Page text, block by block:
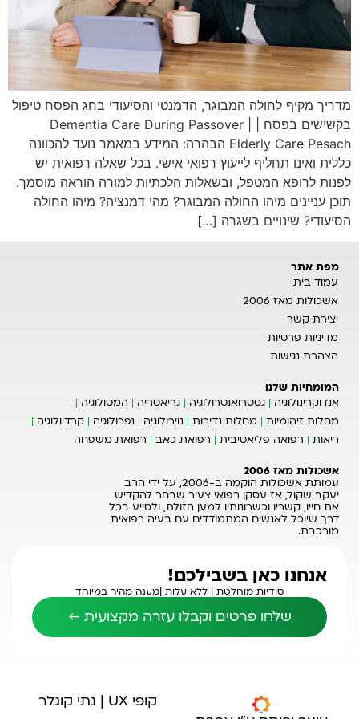
מדריך מקיף לחולה המבוגר, הדמנטי והסיעודי בחג הפסח טיפול
בקשישים בפסח | Dementia Care During Passover |
Elderly Care Pesach הבהרה: המידע במאמר נועד להכוונה
כללית ואינו תחליף לייעוץ רפואי אישי. בכל שאלה רפואית יש
לפנות לרופא המטפל, ובשאלות הלכתיות למורה הוראה מוסמך.
תוכן עניינים מיהו החולה המבוגר? מהי דמנציה? מיהו החולה
הסיעודי? שינויים בשגרה […]
מפת אתר
עמוד בית
אשכולות מאז 2006
יצירת קשר
מדיניות פרטיות
הצהרת נגישות
המומחיות שלנו
אנדוקרינולוגיה
גסטרואנטרולוגיה גריאטריה
המטולוגיה
מחלות זיהומיות
מחלות נדירות נוירולוגיה נפרולוגיה
קרדיולוגיה
ריאות
רפואה פליאטיבית רפואת כאב רפואת משפחה
אשכולות מאז 2006
עמותת אשכולות הוקמה ב-2006, על ידי הרב
יעקב שקול, אז עסקן רפואי צעיר שבחר להקדיש
את חייו, קשריו וכשרונותיו למען הזולת, ולסייע בכל
דרך שיוכל לאנשים המתמודדים עם בעיה רפואית
מורכבת.
אנחנו כאן בשבילכם!
סודיות מוחלטת | ללא עלות |מענה מהיר במיוחד
שלחו פרטים וקבלו עזרה מקצועית ←
קופי UX | נתי קוגלר